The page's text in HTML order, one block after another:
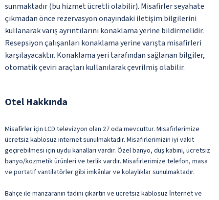
sunmaktadır (bu hizmet ücretli olabilir). Misafirler seyahate
çıkmadan önce rezervasyon onayındaki iletişim bilgilerini
kullanarak varış ayrıntılarını konaklama yerine bildirmelidir.
Resepsiyon çalışanları konaklama yerine varışta misafirleri
karşılayacaktır. Konaklama yeri tarafından sağlanan bilgiler,
otomatik çeviri araçları kullanılarak çevrilmiş olabilir.
Otel Hakkında
Misafirler için LCD televizyon olan 27 oda mevcuttur. Misafirlerimize
ücretsiz kablosuz internet sunulmaktadır. Misafirlerimizin iyi vakit
geçirebilmesi için uydu kanalları vardır. Özel banyo, duş kabini, ücretsiz
banyo/kozmetik ürünleri ve terlik vardır. Misafirlerimize telefon, masa
ve portatif vantilatörler gibi imkânlar ve kolaylıklar sunulmaktadır.
Bahçe ile manzaranın tadını çıkartın ve ücretsiz kablosuz İnternet ve